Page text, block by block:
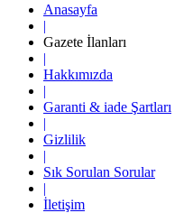
Anasayfa
|
Gazete İlanları
|
Hakkımızda
|
Garanti & iade Şartları
|
Gizlilik
|
Sık Sorulan Sorular
|
İletişim